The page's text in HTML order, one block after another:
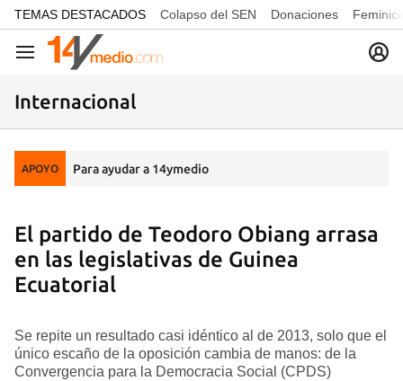
common.go-to-content
TEMAS DESTACADOS Colapso del SEN Donaciones
Navegación
Internacional
APOYO Para ayudar a 14ymedio
El partido de Teodoro Obiang arrasa
en las legislativas de Guinea
Ecuatorial
Se repite un resultado casi idéntico al de 2013, solo que el
único escaño de la oposición cambia de manos: de la
Convergencia para la Democracia Social (CPDS)